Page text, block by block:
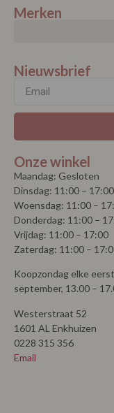
Merken
Nieuwsbrief
Onze winkel
Maandag: Gesloten
Dinsdag: 11:00 – 17:00
Woensdag: 11:00 –
Donderdag: 11:00 –
Vrijdag: 11:00 – 17:00
Zaterdag: 11:00 –
Koopzondag elke
september, 13.00 –
Westerstraat 52
1601 AL Enkhuizen
0228 315 356
Email